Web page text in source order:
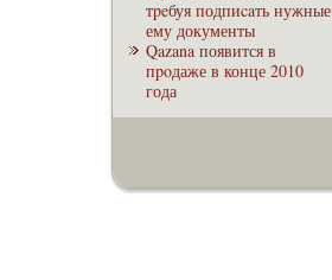
тpeбуя подпиcaть нужные
ему документы
Qazana появится в
пpoдаже в конце 2010
года